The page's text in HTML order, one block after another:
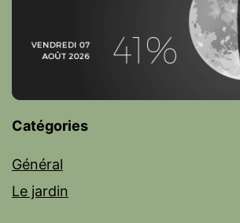
Catégories
Général
Le jardin